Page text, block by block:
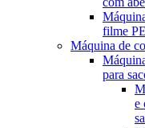
filme
Máquina de
para
e